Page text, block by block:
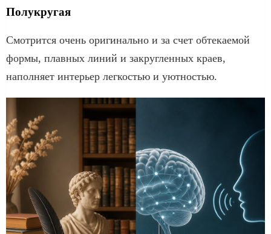
Полукругая
Смотрится очень оригинально и за счет обтекаемой
формы, плавных линий и закругленных краев,
наполняет интерьер легкостью и уютностью.